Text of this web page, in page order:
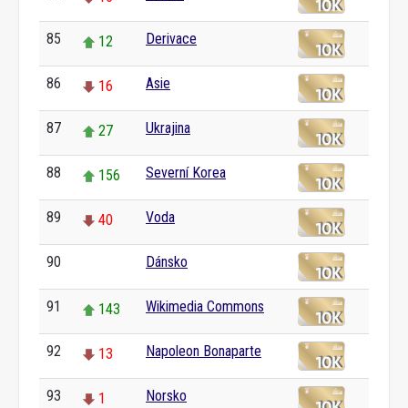
85 12 Derivace
86 16 Asie
87 27 Ukrajina
88 156 Severní Korea
89 40 Voda
90 Dánsko
91 143 Wikimedia Commons
92 13 Napoleon Bonaparte
93 1 Norsko